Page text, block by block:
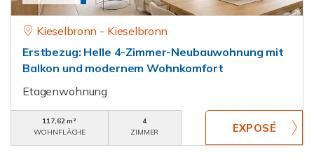
Kieselbronn - Kieselbronn
Erstbezug: Helle 4-Zimmer-Neubauwohnung mit
Balkon und modernem Wohnkomfort
Etagenwohnung
117,62 m²
WOHNFLÄCHE
4
ZIMMER